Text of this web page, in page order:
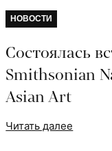
НОВОСТИ
Состоялась
Smithsonian
Asian Art
Читать далее